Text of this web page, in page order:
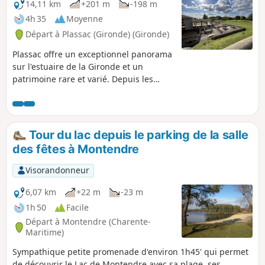
14,11 km
+201 m
-198 m
4h 35
Moyenne
Départ à Plassac (Gironde) (Gironde)
Plassac offre un exceptionnel panorama
sur l'estuaire de la Gironde et un
patrimoine rare et varié. Depuis les
dans un circuit qui vous mène entre
campagne, lieux d'histoire et
patrimoines historique
Tour du lac depuis le parking de la salle
des fêtes à Montendre
Visorandonneur
6,07 km
+22 m
-23 m
1h 50
Facile
Départ à Montendre (Charente-
Maritime)
Sympathique petite promenade d'environ 1h45' qui permet